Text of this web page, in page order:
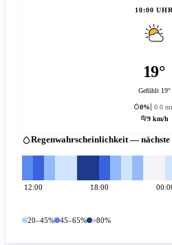
10:00 UHR
19°
Gefühlt 19°
0%
0.0
9 km/h
Regenwahrscheinlichkeit — nächste
12:00 18:00
20–45% 45–65% >80%